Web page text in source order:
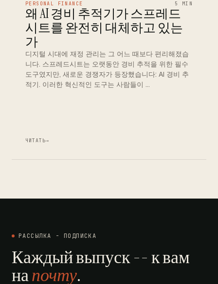
PERSONAL FINANCE 5 MIN
왜 AI 경비 추적기가 스프레드
시트를 완전히 대체하고 있는
가
디지털 시대에 재정 관리는 그 어느 때보다 편리해졌습
니다. 스프레드시트는 오랫동안 경비 추적을 위한 필수
도구였지만, 새로운 경쟁자가 등장했습니다: AI 경비 추
적기. 이러한 혁신적인 도구는 사람들이 …
ЧИТАТЬ→
РАССЫЛКА - ПОДПИСКА
Каждый выпуск -- к вам
напочту.